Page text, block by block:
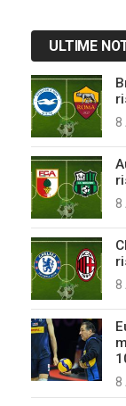
ULTIME
8
8
8
8